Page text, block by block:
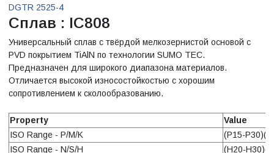
DGTR 2525-4
Сплав : IC808
Универсальный сплав с твёрдой мелкозернистой основой с
PVD покрытием TiAlN по технологии SUMO TEC.
Предназначен для широкого диапазона материалов.
Отличается высокой износостойкостью с хорошим
сопротивлением к сколообразованию.
Property
Value
ISO Range - P/M/K
(P15-
ISO Range - N/S/H
(H20-